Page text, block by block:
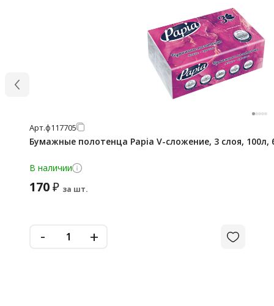
Арт.ф117705
Бумажные полотенца Papia V-сложение, 3 слоя, 100л,
В наличии
170₽ за шт.
- +